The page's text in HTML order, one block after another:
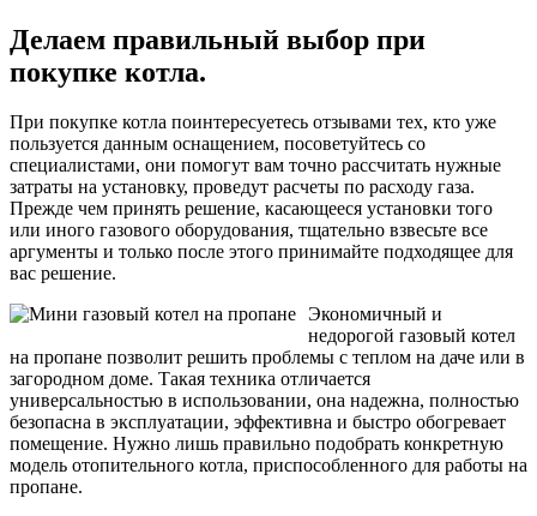
Делаем правильный выбор при
покупке котла.
При покупке котла поинтересуетесь отзывами тех, кто уже
пользуется данным оснащением, посоветуйтесь со
специалистами, они помогут вам точно рассчитать нужные
затраты на установку, проведут расчеты по расходу газа.
Прежде чем принять решение, касающееся установки того
или иного газового оборудования, тщательно взвесьте все
аргументы и только после этого принимайте подходящее для
вас решение.
Экономичный и
недорогой газовый котел
на пропане позволит решить проблемы с теплом на даче или в
загородном доме. Такая техника отличается
универсальностью в использовании, она надежна, полностью
безопасна в эксплуатации, эффективна и быстро обогревает
помещение. Нужно лишь правильно подобрать конкретную
модель отопительного котла, приспособленного для работы на
пропане.